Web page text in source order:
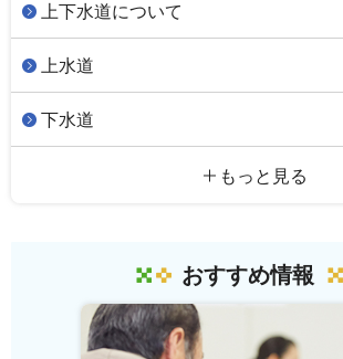
上下水道について
上水道
下水道
もっと見る
おすすめ情報